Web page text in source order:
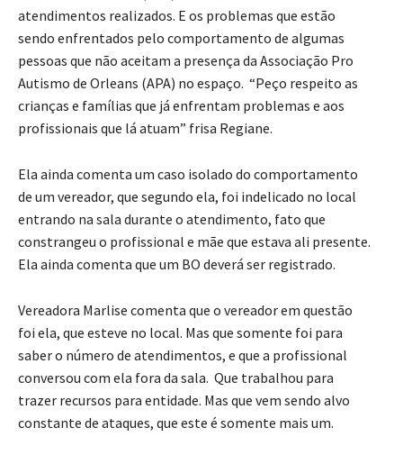
atendimentos realizados. E os problemas que estão
sendo enfrentados pelo comportamento de algumas
pessoas que não aceitam a presença da Associação Pro
Autismo de Orleans (APA) no espaço. “Peço respeito as
crianças e famílias que já enfrentam problemas e aos
profissionais que lá atuam” frisa Regiane.
Ela ainda comenta um caso isolado do comportamento
de um vereador, que segundo ela, foi indelicado no local
entrando na sala durante o atendimento, fato que
constrangeu o profissional e mãe que estava ali presente.
Ela ainda comenta que um BO deverá ser registrado.
Vereadora Marlise comenta que o vereador em questão
foi ela, que esteve no local. Mas que somente foi para
saber o número de atendimentos, e que a profissional
conversou com ela fora da sala. Que trabalhou para
trazer recursos para entidade. Mas que vem sendo alvo
constante de ataques, que este é somente mais um.